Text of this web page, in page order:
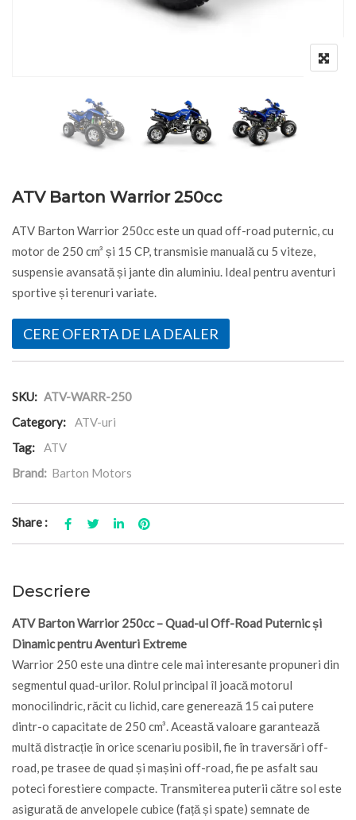
ATV Barton Warrior 250cc
ATV Barton Warrior 250cc este un quad off-road puternic, cu
motor de 250 cm³ și 15 CP, transmisie manuală cu 5 viteze,
suspensie avansată și jante din aluminiu. Ideal pentru aventuri
sportive și terenuri variate.
CERE OFERTA DE LA DEALER
SKU: ATV-WARR-250
Category:
ATV-uri
Tag:
ATV
Brand: Barton Motors
Share :
Descriere
ATV Barton Warrior 250cc – Quad-ul Off-Road Puternic și
Dinamic pentru Aventuri Extreme
Warrior 250 este una dintre cele mai interesante propuneri din
segmentul quad-urilor. Rolul principal îl joacă motorul
monocilindric, răcit cu lichid, care generează 15 cai putere
dintr-o capacitate de 250 cm³. Această valoare garantează
multă distracție în orice scenariu posibil, fie în traversări off-
road, pe trasee de quad și mașini off-road, fie pe asfalt sau
poteci forestiere compacte. Transmiterea puterii către sol este
asigurată de anvelopele cubice (față și spate) semnate de